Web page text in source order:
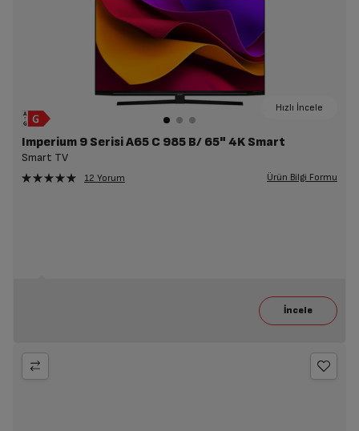
Hızlı İncele
Imperium 9 Serisi A65 C 985 B/ 65" 4K Smart
Smart TV
12 Yorum Ürün Bilgi Formu